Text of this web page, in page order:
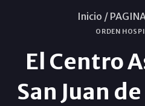
Inicio /
ORDEN
El Centro
San Juan